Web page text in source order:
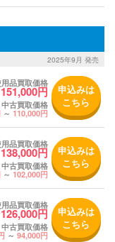
2025年9月 発売
品買取価格
151,000円
中古買取価格
～110,000円
申込みは
こちら
品買取価格
138,000円
中古買取価格
～102,000円
申込みは
こちら
品買取価格
126,000円
中古買取価格
～94,000円
申込みは
こちら